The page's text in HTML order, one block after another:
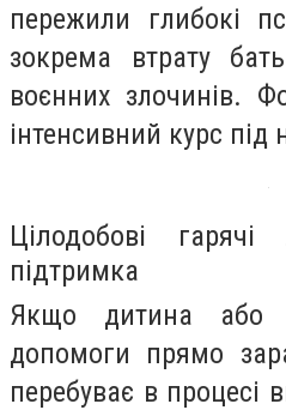
пережили глибокі
зокрема втрату
воєнних злочинів.
інтенсивний курс під
Цілодобові
підтримка
Якщо дитина або
допомоги прямо
перебуває в процесі